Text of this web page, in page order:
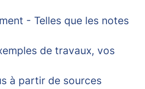
- Telles que les notes
de travaux, vos
à partir de sources